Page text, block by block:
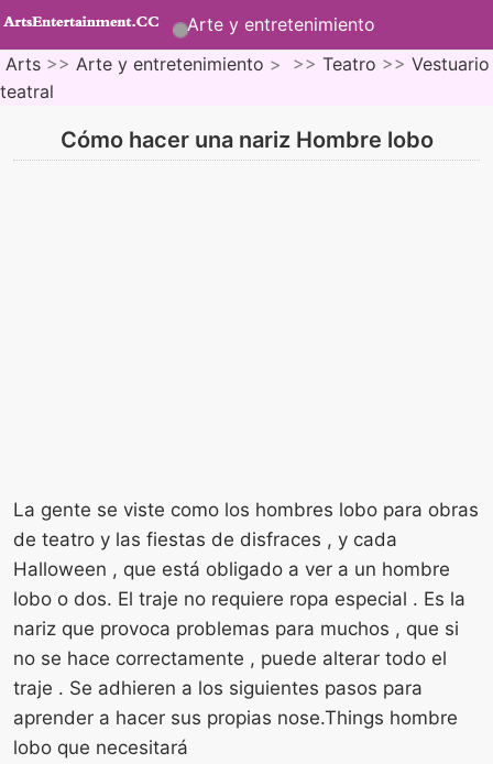
Arte y entretenimiento
Arts >> Arte y entretenimiento > >> Teatro >> Vestuario
teatral
Cómo hacer una nariz Hombre lobo
La gente se viste como los hombres lobo para obras
de teatro y las fiestas de disfraces , y cada
Halloween , que está obligado a ver a un hombre
lobo o dos. El traje no requiere ropa especial . Es la
nariz que provoca problemas para muchos , que si
no se hace correctamente , puede alterar todo el
traje . Se adhieren a los siguientes pasos para
aprender a hacer sus propias nose.Things hombre
lobo que necesitará